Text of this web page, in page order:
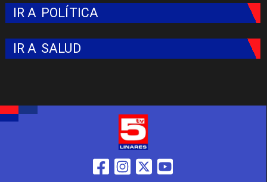
IR A POLÍTICA
IR A SALUD